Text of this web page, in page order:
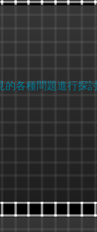
各種問題進行探